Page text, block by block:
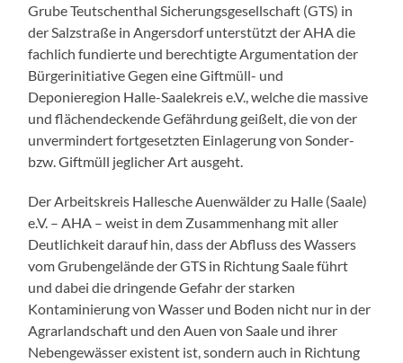
Grube Teutschenthal Sicherungsgesellschaft (GTS) in
der Salzstraße in Angersdorf unterstützt der AHA die
fachlich fundierte und berechtigte Argumentation der
Bürgerinitiative Gegen eine Giftmüll- und
Deponieregion Halle-Saalekreis e.V., welche die massive
und flächendeckende Gefährdung geißelt, die von der
unvermindert fortgesetzten Einlagerung von Sonder-
bzw. Giftmüll jeglicher Art ausgeht.
Der Arbeitskreis Hallesche Auenwälder zu Halle (Saale)
e.V. – AHA – weist in dem Zusammenhang mit aller
Deutlichkeit darauf hin, dass der Abfluss des Wassers
vom Grubengelände der GTS in Richtung Saale führt
und dabei die dringende Gefahr der starken
Kontaminierung von Wasser und Boden nicht nur in der
Agrarlandschaft und den Auen von Saale und ihrer
Nebengewässer existent ist, sondern auch in Richtung